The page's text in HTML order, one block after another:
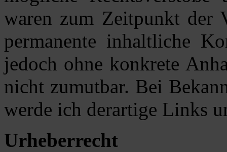
waren zum Zeitpunkt der
permanente inhaltliche
jedoch ohne konkrete
nicht zumutbar. Bei
werde ich derartige Links
Urheberrecht